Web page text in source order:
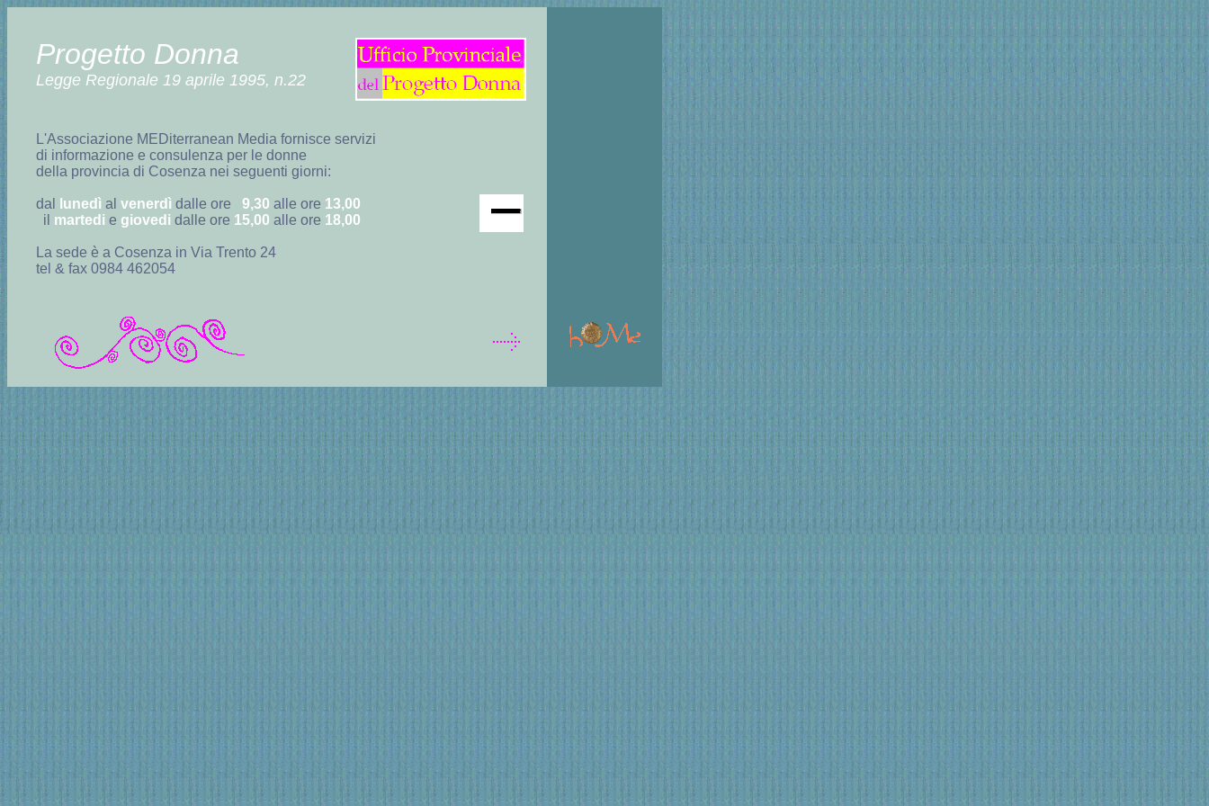
Progetto Donna
Legge Regionale 19 aprile 1995, n.22
L'Associazione MEDiterranean Media fornisce servizi
di informazione e consulenza per le donne
della provincia di Cosenza nei seguenti giorni:
dal lunedì al venerdì dalle ore 9,30 alle ore 13,00
il martedi e giovedi dalle ore 15,00 alle ore 18,00
La sede è a Cosenza in Via Trento 24
tel & fax 0984 462054